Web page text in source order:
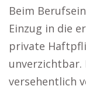
Beim
Einzug in die
private
unverzichtbar.
versehentlich